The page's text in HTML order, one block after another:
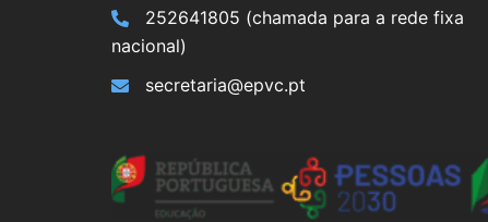
252641805 (chamada para a rede fixa
nacional)
secretaria@epvc.pt